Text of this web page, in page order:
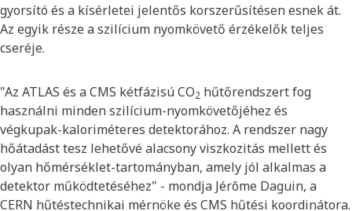
gyorsító és a kísérletei jelentős korszerűsítésen esnek át.
Az egyik része a szilícium nyomkövető érzékelők teljes
cseréje.
"Az ATLAS és a CMS kétfázisú CO2 hűtőrendszert fog
használni minden szilícium-nyomkövetőjéhez és
végkupak-kaloriméteres detektorához. A rendszer nagy
hőátadást tesz lehetővé alacsony viszkozitás mellett és
olyan hőmérséklet-tartományban, amely jól alkalmas a
detektor működtetéséhez" - mondja Jérôme Daguin, a
CERN hűtéstechnikai mérnöke és CMS hűtési koordinátora.